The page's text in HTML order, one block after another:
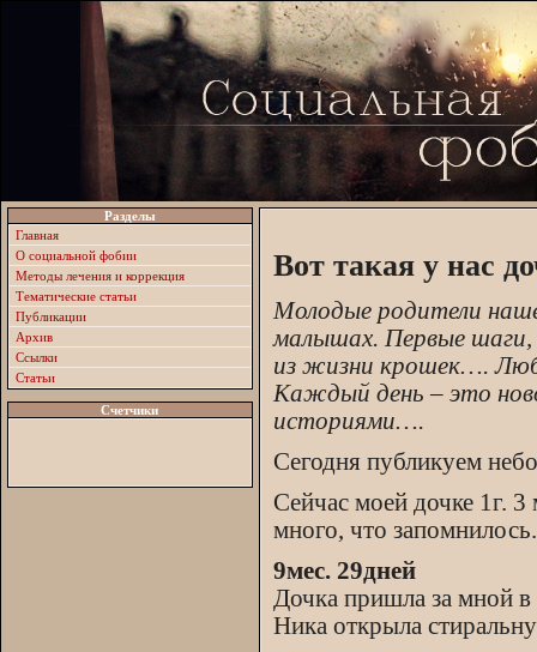
Разделы
Главная
О социальной фобии
Методы лечения и коррекция
Тематические статьи
Публикации
Архив
Ссылки
Статьи
Счетчики
Вот такая у нас
Молодые родители
малышах. Первые шаги,
из жизни крошек….
Каждый день – это
историями….
Сегодня публикуем
Сейчас моей дочке 1г.
много, что
9мес. 29дней
Дочка пришла за мной
Ника открыла